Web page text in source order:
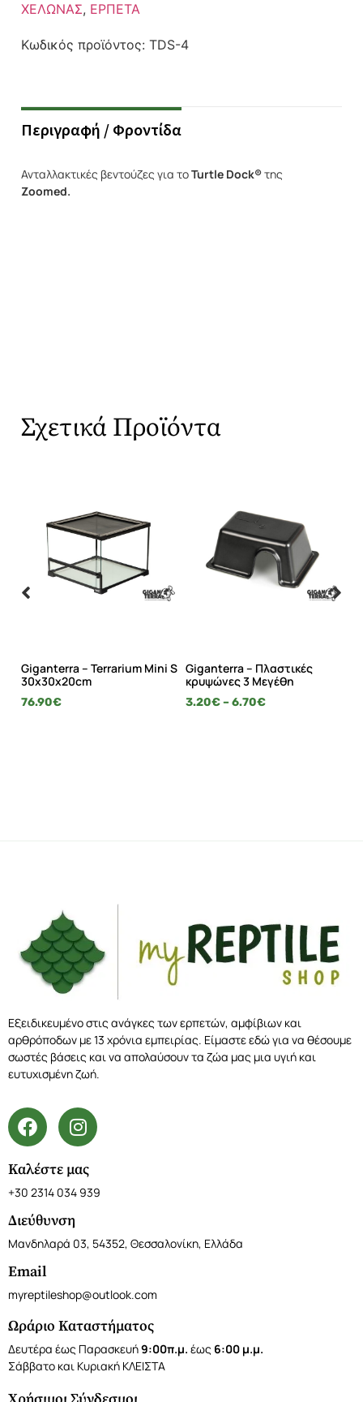
ΧΕΛΩΝΑΣ, ΕΡΠΕΤΑ
Κωδικός προϊόντος: TDS-4
Περιγραφή / Φροντίδα
Ανταλλακτικές βεντούζες για τοTurtle Dock®της
Zoomed.
Σχετικά Προϊόντα
Giganterra – Terrarium Mini S
30x30x20cm
76.90€
Giganterra – Πλαστικές
κρυψώνες 3 Μεγέθη
3.20€–6.70€
Εξειδικευμένο στις ανάγκες των ερπετών, αμφίβιων και
αρθρόποδων με 13 χρόνια εμπειρίας. Είμαστε εδώ για να θέσουμε
σωστές βάσεις και να απολαύσουν τα ζώα μας μια υγιή και
ευτυχισμένη ζωή.
Καλέστε μας
+30 2314 034 939
Διεύθυνση
Μανδηλαρά 03, 54352, Θεσσαλονίκη, Ελλάδα
Email
myreptileshop@outlook.com
Ωράριο Καταστήματος
Δευτέρα έως Παρασκευή9:00π.μ. έως 6:00 μ.μ.
Σάββατο και Κυριακή ΚΛΕΙΣΤΑ